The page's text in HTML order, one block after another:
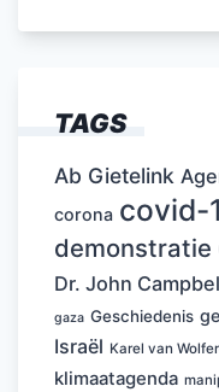
TAGS
Ab Gietelink
corona covid-
demonstratie
Dr. John
gaza Geschiedenis
Israël Karel van
klimaatagenda